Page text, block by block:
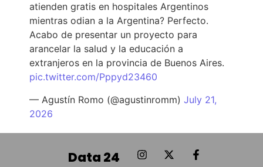
atienden gratis en hospitales Argentinos
mientras odian a la Argentina? Perfecto.
Acabo de presentar un proyecto para
arancelar la salud y la educación a
extranjeros en la provincia de Buenos Aires.
pic.twitter.com/Pppyd23460
— Agustín Romo (@agustinromm) July 21,
2026
Data 24